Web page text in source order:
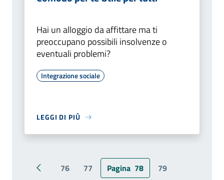
Hai un alloggio da affittare ma ti
preoccupano possibili insolvenze o
eventuali problemi?
Integrazione sociale
LEGGI DI PIÙ
Pagina precedente
76 77 Pagina 78
79